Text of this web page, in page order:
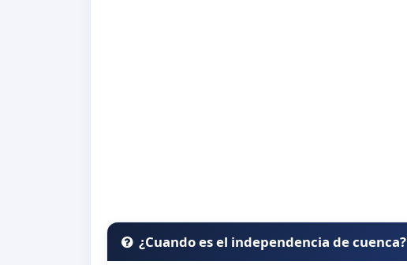
¿Cuando es el independencia de cuenca?